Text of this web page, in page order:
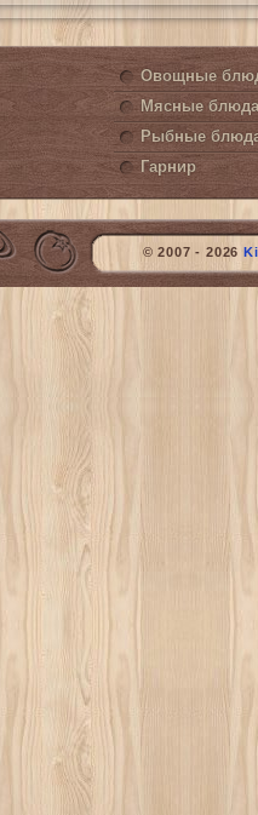
Овощные
Мясные блюда
Рыбные
Гарнир
© 2007 - 2026